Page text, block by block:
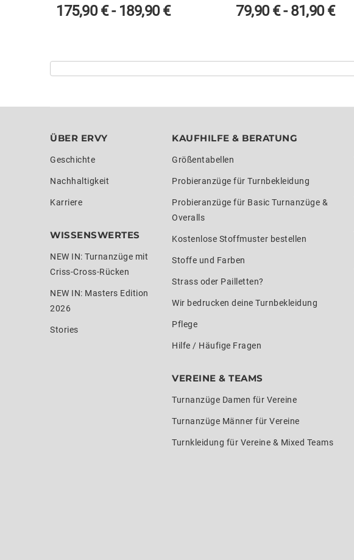
175,90€- 189,90€ 79,90€-81,90€
ÜBER ERVY
Geschichte
Nachhaltigkeit
Karriere
WISSENSWERTES
NEW IN: Turnanzüge mit
Criss-Cross-Rücken
NEW IN: Masters Edition
2026
Stories
KAUFHILFE & BERATUNG
Größentabellen
Probieranzüge für Turnbekleidung
Probieranzüge für Basic Turnanzüge &
Overalls
Kostenlose Stoffmuster bestellen
Stoffe und Farben
Strass oder Pailletten?
Wir bedrucken deine Turnbekleidung
Pflege
Hilfe / Häufige Fragen
VEREINE & TEAMS
Turnanzüge Damen für Vereine
Turnanzüge Männer für Vereine
Turnkleidung für Vereine & Mixed Teams